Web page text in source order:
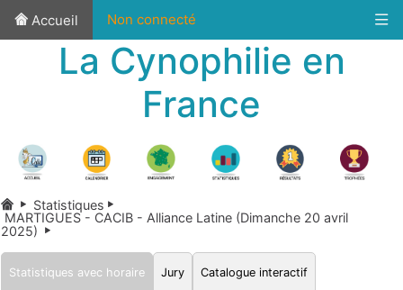
Accueil Non connecté
La Cynophilie en
France
Statistiques
MARTIGUES - CACIB - Alliance Latine (Dimanche 20 avril
2025)
Statistiques avec horaire Jury Catalogue interactif